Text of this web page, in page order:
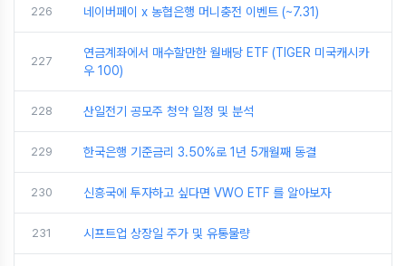
226 네이버페이 x 농협은행 머니충전 이벤트 (~7.31)
227
연금계좌에서 매수할만한 월배당 ETF (TIGER 미국캐시카
우 100)
228 산일전기 공모주 청약 일정 및 분석
229 한국은행 기준금리 3.50%로 1년 5개월째 동결
230 신흥국에 투자하고 싶다면 VWO ETF 를 알아보자
231 시프트업 상장일 주가 및 유통물량